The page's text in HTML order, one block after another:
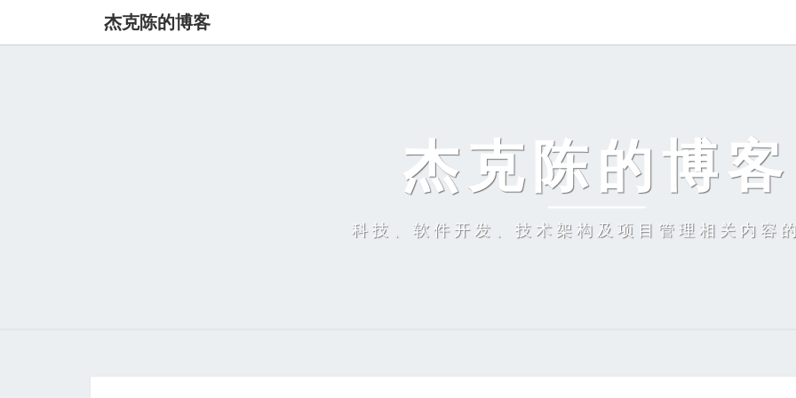
杰克陈的博客
杰克陈的博客
科技、软件开发、技术架构及项目管理相关内容